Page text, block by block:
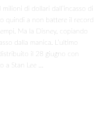
milioni di dollari dall’incasso di
quindi a non battere il record
Ma la Disney, copiando
dalla manica. L’ultimo
il 28 giugno con
a Stan Lee …